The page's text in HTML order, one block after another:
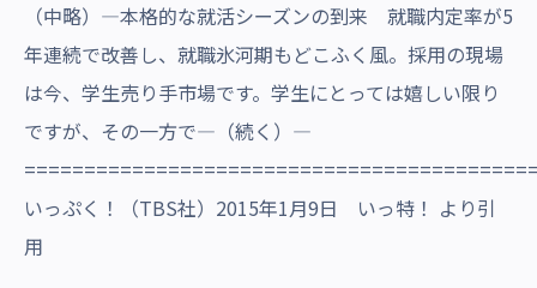
（中略）―本格的な就活シーズンの到来 就職内定率が5
年連続で改善し、就職氷河期もどこふく風。採用の現場
は今、学生売り手市場です。学生にとっては嬉しい限り
ですが、その一方で―（続く）―
いっぷく！（TBS社）2015年1月9日 いっ特！ より引
用